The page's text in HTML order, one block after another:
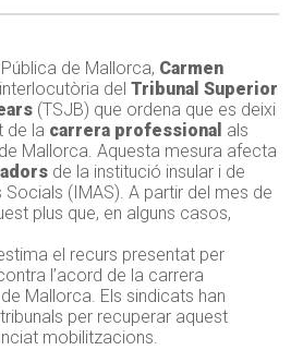
de Mallorca, Carmen
delTribunal Superior
(TSJB) que ordena que es deixi
de la carrera professional als
Mallorca. Aquesta mesura afecta
de la institució insular i de
Socials (IMAS). A partir del mes de
plus que, en alguns casos,
el recurs presentat per
l’acord de la carrera
Mallorca. Els sindicats han
per recuperar aquest
mobilitzacions.